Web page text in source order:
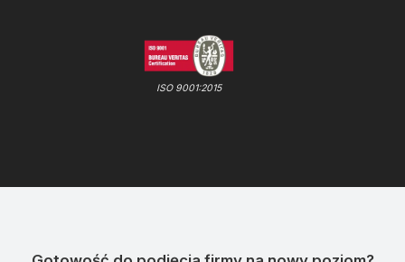
ISO 9001:2015